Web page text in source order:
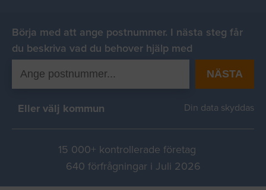
Börja med att ange postnummer. I nästa steg får
du beskriva vad du behover hjälp med
NÄSTA
Eller välj kommun Din data skyddas
15 000+ kontrollerade företag
640 förfrågningar i Juli 2026